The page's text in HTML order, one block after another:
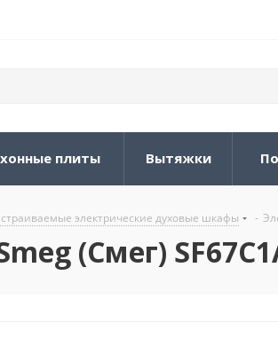
плиты Вытяжки
электрические духовые шкафы -
(Смег)